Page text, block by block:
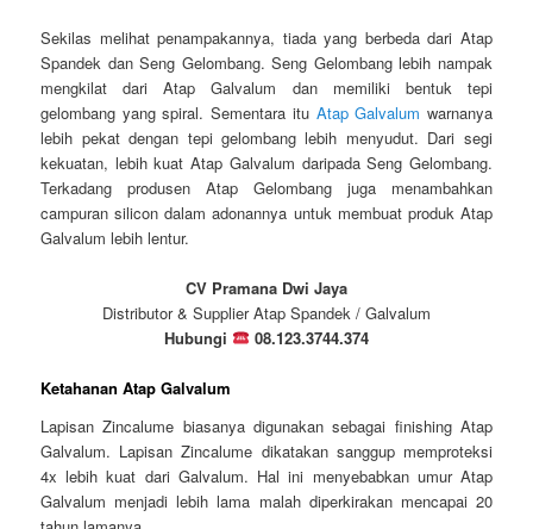
Sekilas melihat penampakannya, tiada yang berbeda dari Atap
Spandek dan Seng Gelombang. Seng Gelombang lebih nampak
mengkilat dari Atap Galvalum dan memiliki bentuk tepi
gelombang yang spiral. Sementara itu Atap Galvalum warnanya
lebih pekat dengan tepi gelombang lebih menyudut. Dari segi
kekuatan, lebih kuat Atap Galvalum daripada Seng Gelombang.
Terkadang produsen Atap Gelombang juga menambahkan
campuran silicon dalam adonannya untuk membuat produk Atap
Galvalum lebih lentur.
CV Pramana Dwi Jaya
Distributor & Supplier Atap Spandek / Galvalum
Hubungi
08.123.3744.374
Ketahanan Atap Galvalum
Lapisan Zincalume biasanya digunakan sebagai finishing Atap
Galvalum. Lapisan Zincalume dikatakan sanggup memproteksi
4x lebih kuat dari Galvalum. Hal ini menyebabkan umur Atap
Galvalum menjadi lebih lama malah diperkirakan mencapai 20